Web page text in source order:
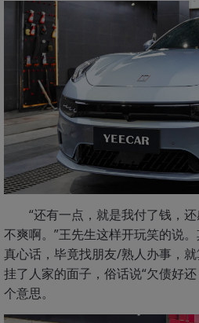
“还有一点，就是我付了钱，
不爽啊。”王先生这样开玩笑的说
真心话，毕竟找朋友/熟人办事，
挂了人家的面子，俗话说“欠债好
个意思。